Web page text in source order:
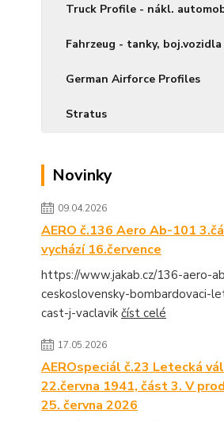
Truck Profile - nákl.
Fahrzeug - tanky, boj.vozidla
German Airforce Profiles
Stratus
Novinky
09.04.2026
AERO č.136 Aero Ab-101
vychází 16.července
https://www.jakab.cz/136-aero-
ceskoslovensky-bombardovaci-
cast-j-vaclavik číst celé
17.05.2026
AEROspeciál č.23 Letecká
22.června 1941, část 3. V
25. června 2026